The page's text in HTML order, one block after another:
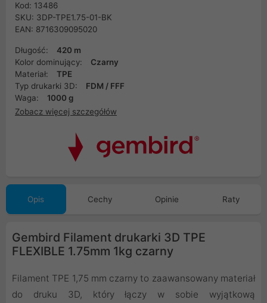
Kod: 13486
SKU: 3DP-TPE1.75-01-BK
EAN: 8716309095020
Długość:
420 m
Kolor dominujący:
Czarny
Materiał:
TPE
Typ drukarki 3D:
FDM / FFF
Waga:
1000 g
Zobacz więcej szczegółów
Opis Cechy Opinie Raty
Gembird Filament drukarki 3D TPE
FLEXIBLE 1.75mm 1kg czarny
Filament TPE 1,75 mm czarny to zaawansowany materiał
do druku 3D, który łączy w sobie wyjątkową